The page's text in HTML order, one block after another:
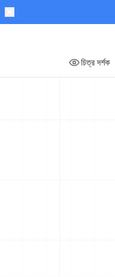
চিত্র দর্শক